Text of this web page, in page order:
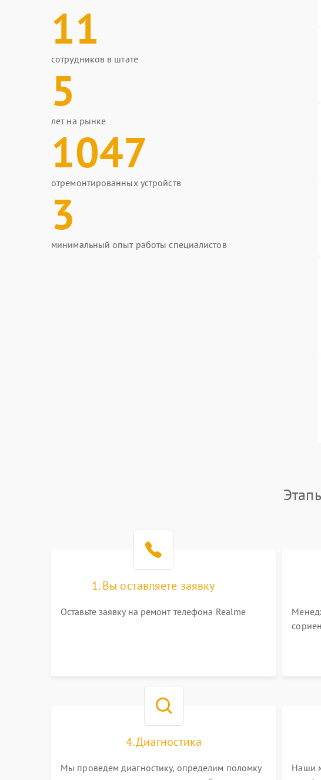
11
сотрудников в штате
5
лет на рынке
1047
отремонтированных устройств
3
минимальный опыт работы специалистов
1. Вы оставляете заявку
Оставьте заявку на ремонт телефона Realme
а
4. Диагностика
Мы проведем диагностику, определим поломку
Наши